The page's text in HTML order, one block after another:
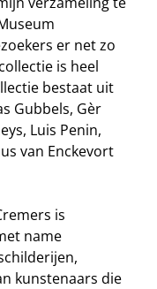
er net zo
is heel
bestaat uit
Gubbels, Gèr
Luis Penin,
van Enckevort
is
name
kunstenaars die